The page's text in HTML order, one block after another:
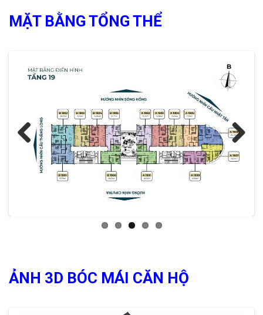
MẶT BẰNG TỔNG THỂ
Previous Next
ẢNH 3D BÓC MÁI CĂN HỘ